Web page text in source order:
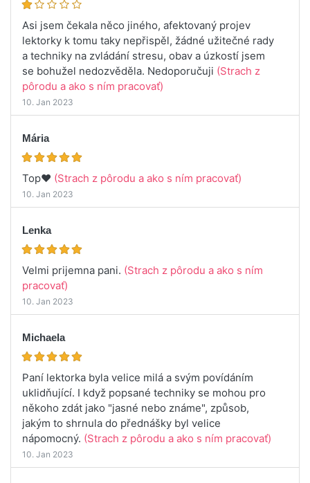
Asi jsem čekala něco jiného, afektovaný projev
lektorky k tomu taky nepřispěl, žádné užitečné rady
a techniky na zvládání stresu, obav a úzkostí jsem
se bohužel nedozvěděla. Nedoporučuji (Strach z
pôrodu a ako s ním pracovať)
10. Jan 2023
Mária
Top♥️ (Strach z pôrodu a ako s ním pracovať)
10. Jan 2023
Lenka
Velmi prijemna pani. (Strach z pôrodu a ako s ním
pracovať)
10. Jan 2023
Michaela
Paní lektorka byla velice milá a svým povídáním
uklidňující. I když popsané techniky se mohou pro
někoho zdát jako "jasné nebo známe", způsob,
jakým to shrnula do přednášky byl velice
nápomocný. (Strach z pôrodu a ako s ním pracovať)
10. Jan 2023